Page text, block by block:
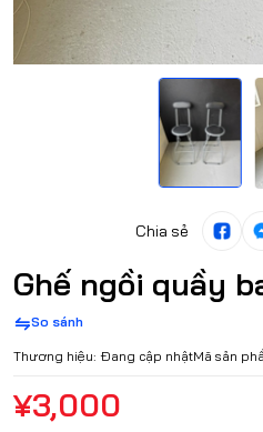
Chia sẻ
Ghế ngồi quầy
So sánh
Thương hiệu: Đang cập nhậtMã sản
¥3,000